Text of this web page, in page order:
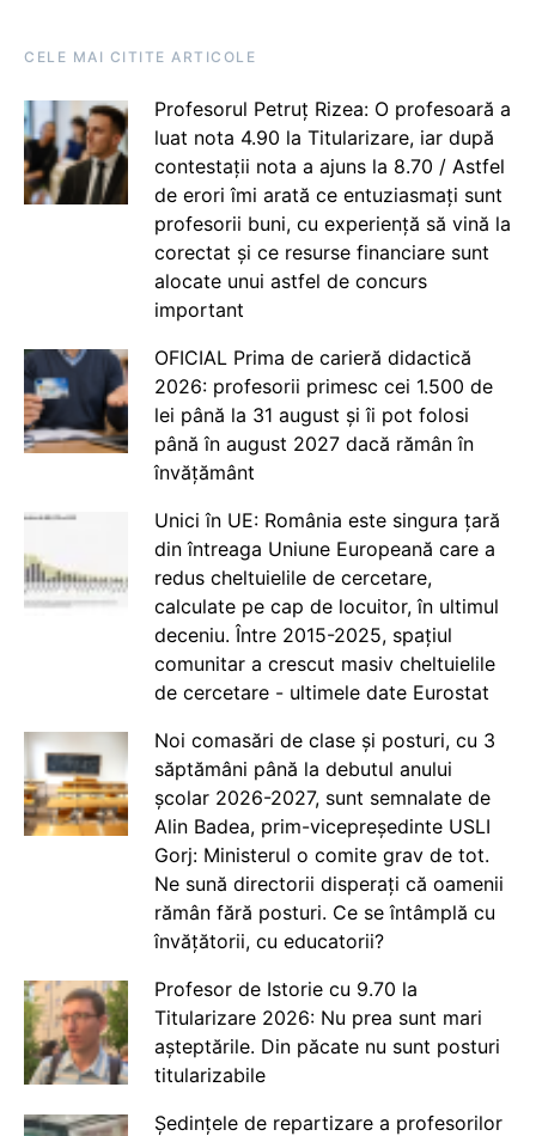
CELE MAI CITITE ARTICOLE
Profesorul Petruț Rizea: O profesoară a
luat nota 4.90 la Titularizare, iar după
contestații nota a ajuns la 8.70 / Astfel
de erori îmi arată ce entuziasmați sunt
profesorii buni, cu experiență să vină la
corectat și ce resurse financiare sunt
alocate unui astfel de concurs
important
OFICIAL Prima de carieră didactică
2026: profesorii primesc cei 1.500 de
lei până la 31 august și îi pot folosi
până în august 2027 dacă rămân în
învățământ
Unici în UE: România este singura țară
din întreaga Uniune Europeană care a
redus cheltuielile de cercetare,
calculate pe cap de locuitor, în ultimul
deceniu. Între 2015-2025, spațiul
comunitar a crescut masiv cheltuielile
de cercetare - ultimele date Eurostat
Noi comasări de clase și posturi, cu 3
săptămâni până la debutul anului
școlar 2026-2027, sunt semnalate de
Alin Badea, prim-vicepreședinte USLI
Gorj: Ministerul o comite grav de tot.
Ne sună directorii disperați că oamenii
rămân fără posturi. Ce se întâmplă cu
învățătorii, cu educatorii?
Profesor de Istorie cu 9.70 la
Titularizare 2026: Nu prea sunt mari
așteptările. Din păcate nu sunt posturi
titularizabile
Ședințele de repartizare a profesorilor